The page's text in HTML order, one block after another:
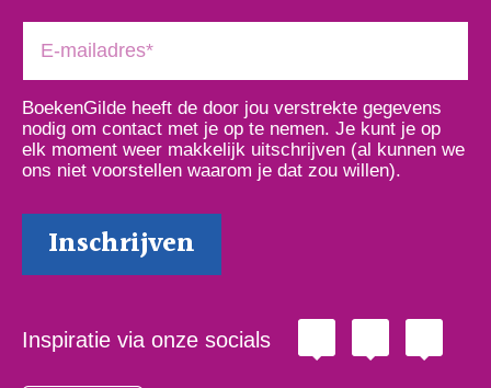
BoekenGilde heeft de door jou verstrekte gegevens
nodig om contact met je op te nemen. Je kunt je op
elk moment weer makkelijk uitschrijven (al kunnen we
ons niet voorstellen waarom je dat zou willen).
Inspiratie via onze socials